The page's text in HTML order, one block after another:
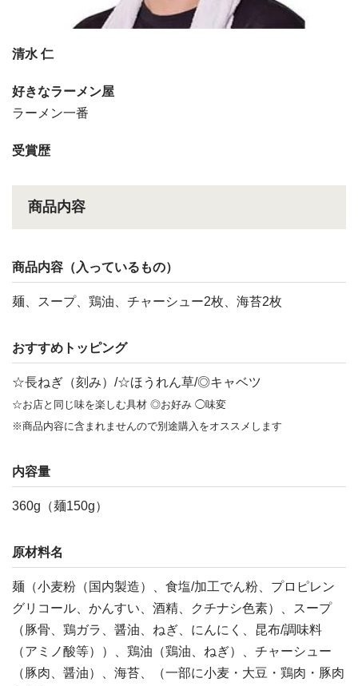
清水 仁
好きなラーメン屋
ラーメン一番
受賞歴
商品内容
商品内容（入っているもの）
麺、スープ、鶏油、チャーシュー2枚、海苔2枚
おすすめトッピング
☆長ねぎ（刻み）/☆ほうれん草/◎キャベツ
☆お店と同じ味を楽しむ具材 ◎お好み ◯味変
※商品内容に含まれませんので別途購入をオススメします
内容量
360g（麺150g）
原材料名
麺（小麦粉（国内製造）、食塩/加工でん粉、プロピレン
グリコール、かんすい、酒精、クチナシ色素）、スープ
（豚骨、鶏ガラ、醤油、ねぎ、にんにく、昆布/調味料
（アミノ酸等））、鶏油（鶏油、ねぎ）、チャーシュー
（豚肉、醤油）、海苔、（一部に小麦・大豆・鶏肉・豚肉